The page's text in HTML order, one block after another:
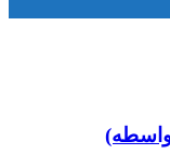
واسطه)